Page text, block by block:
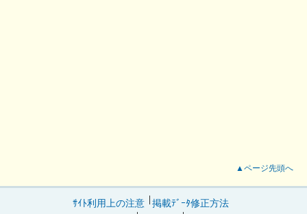
▲ページ先頭へ
ｻｲﾄ利用上の注意 掲載ﾃﾞｰﾀ修正方法